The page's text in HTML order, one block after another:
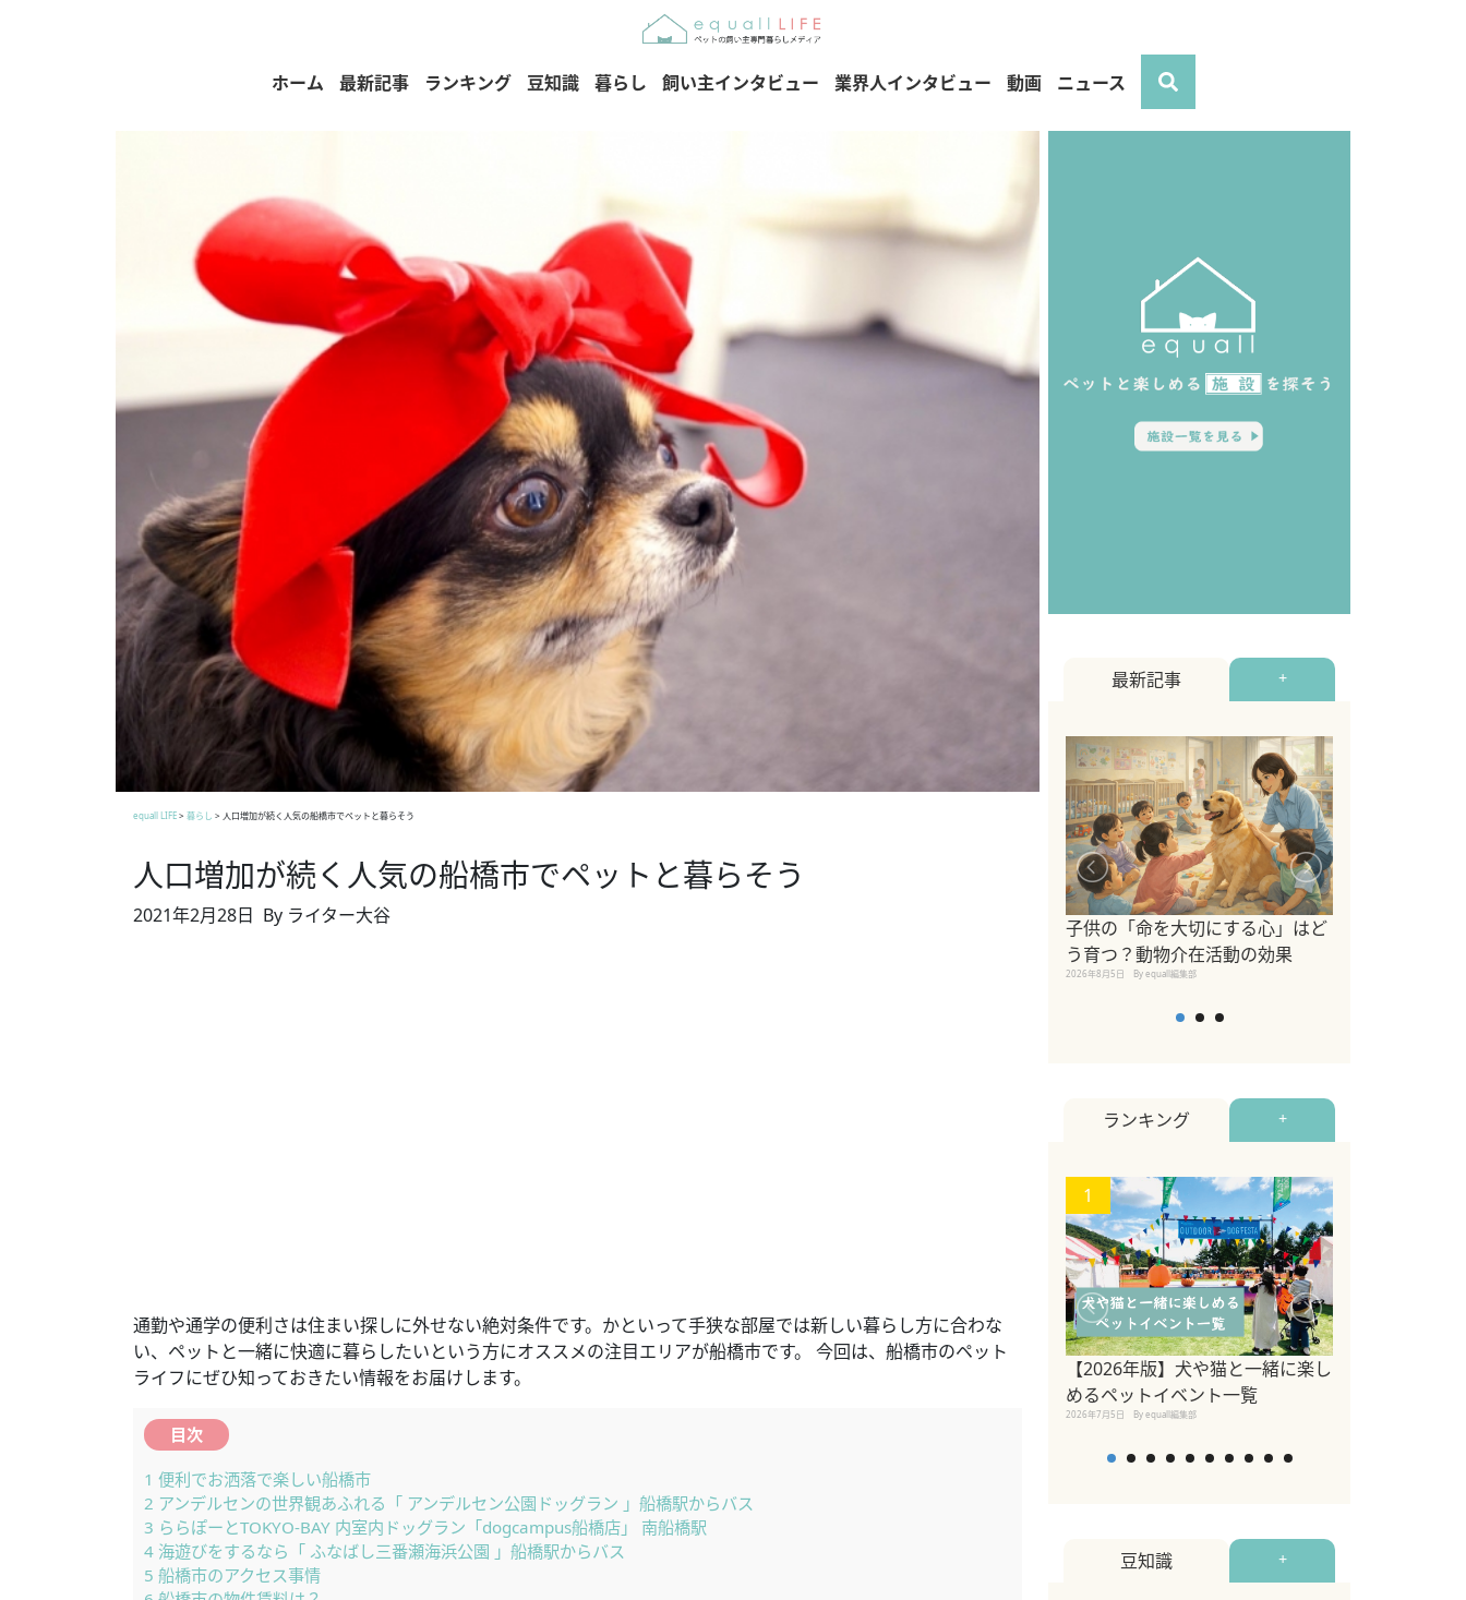
ホーム 最新記事 ランキング 豆知識 暮らし 飼い主インタビュー 業界人インタビュー 動画 ニュース
equall LIFE> 暮らし > 人口増加が続く人気の船橋市でペットと暮らそう
人口増加が続く人気の船橋市でペットと暮らそう
2021年2月28日 By ライター大谷
通勤や通学の便利さは住まい探しに外せない絶対条件です。かといって手狭な部屋では新しい暮らし方に合わな
い、ペットと一緒に快適に暮らしたいという方にオススメの注目エリアが船橋市です。 今回は、船橋市のペット
ライフにぜひ知っておきたい情報をお届けします。
目次
1 便利でお洒落で楽しい船橋市
2 アンデルセンの世界観あふれる「 アンデルセン公園ドッグラン 」船橋駅からバス
3 ららぽーとTOKYO-BAY 内室内ドッグラン「dogcampus船橋店」 南船橋駅
4 海遊びをするなら「 ふなばし三番瀬海浜公園 」船橋駅からバス
5 船橋市のアクセス事情
最新記事 +
子供の「命を大切にする心」はど
う育つ？動物介在活動の効果
2026年8月5日 By equall編集部
ランキング +
1
【2026年版】犬や猫と一緒に楽し
めるペットイベント一覧
2026年7月5日 By equall編集部
豆知識 +